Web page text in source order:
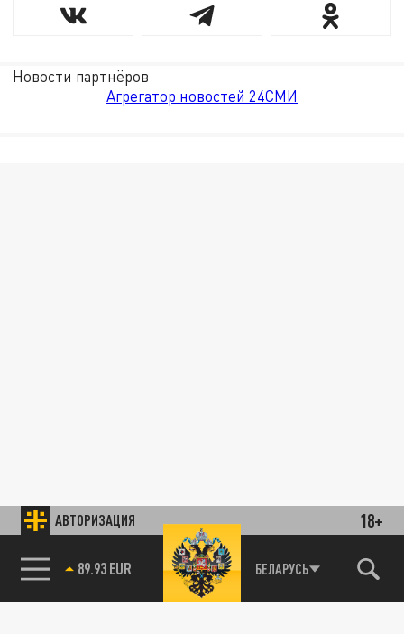
АВТОРИЗАЦИЯ 18+
89.93 EUR БЕЛАРУСЬ
Новости партнёров
Агрегатор новостей 24СМИ